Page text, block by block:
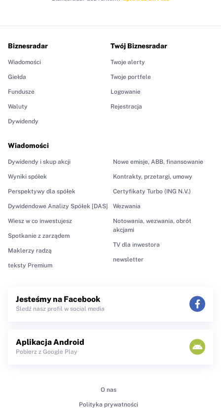
Biznesradar
Wiadomości
Giełda
Fundusze
Waluty
Dywidendy
Wiadomości
Dywidendy i skup akcji
Wyniki spółek
Perspektywy dla spółek
Dywidendowe Analizy Spółek [DAS]
Wiesz w co inwestujesz
Spotkanie z zarządem
Maklerzy radzą
teksty Premium
Nowe emisje, ABB, finansowanie
Kontrakty, przetargi, umowy
Certyfikaty Turbo (ING N.V.)
Wezwania
Notowania, wezwania, obrót
akcjami
TV dla inwestora
newsletter
Twój Biznesradar
Twoje alerty
Twoje portfele
Logowanie
Rejestracja
Jesteśmy na Facebook
Śledź nasz profil w social media
Aplikacja Android
Pobierz z Google Play
O nas
Polityka prywatności